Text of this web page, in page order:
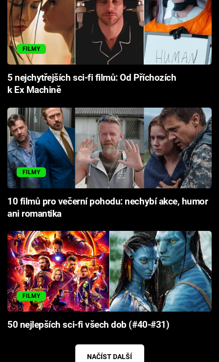
Sledujte prima+
Přihlášení
Sledujte nás
FILMY
5 nejchytřejších sci-fi filmů: Od Příchozích
k Ex Machině
FILMY
10 filmů pro večerní pohodu: nechybí akce, humor
ani romantika
FILMY
50 nejlepších sci-fi všech dob (#40-#31)
NAČÍST DALŠÍ